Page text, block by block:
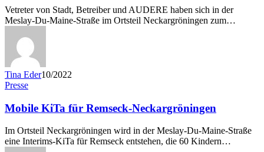
Vetreter von Stadt, Betreiber und AUDERE haben sich in der
Meslay-Du-Maine-Straße im Ortsteil Neckargröningen zum…
Tina Eder10/2022
Presse
Mobile KiTa für Remseck-Neckargröningen
Im Ortsteil Neckargröningen wird in der Meslay-Du-Maine-Straße
eine Interims-KiTa für Remseck entstehen, die 60 Kindern…